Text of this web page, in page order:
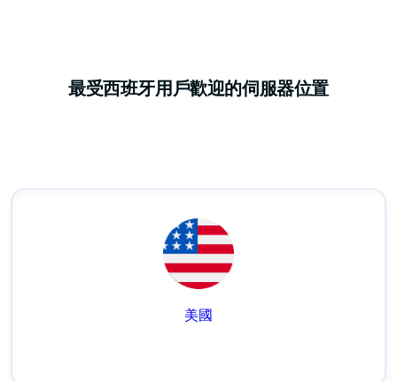
最受西班牙用戶歡迎的伺服器位置
美國